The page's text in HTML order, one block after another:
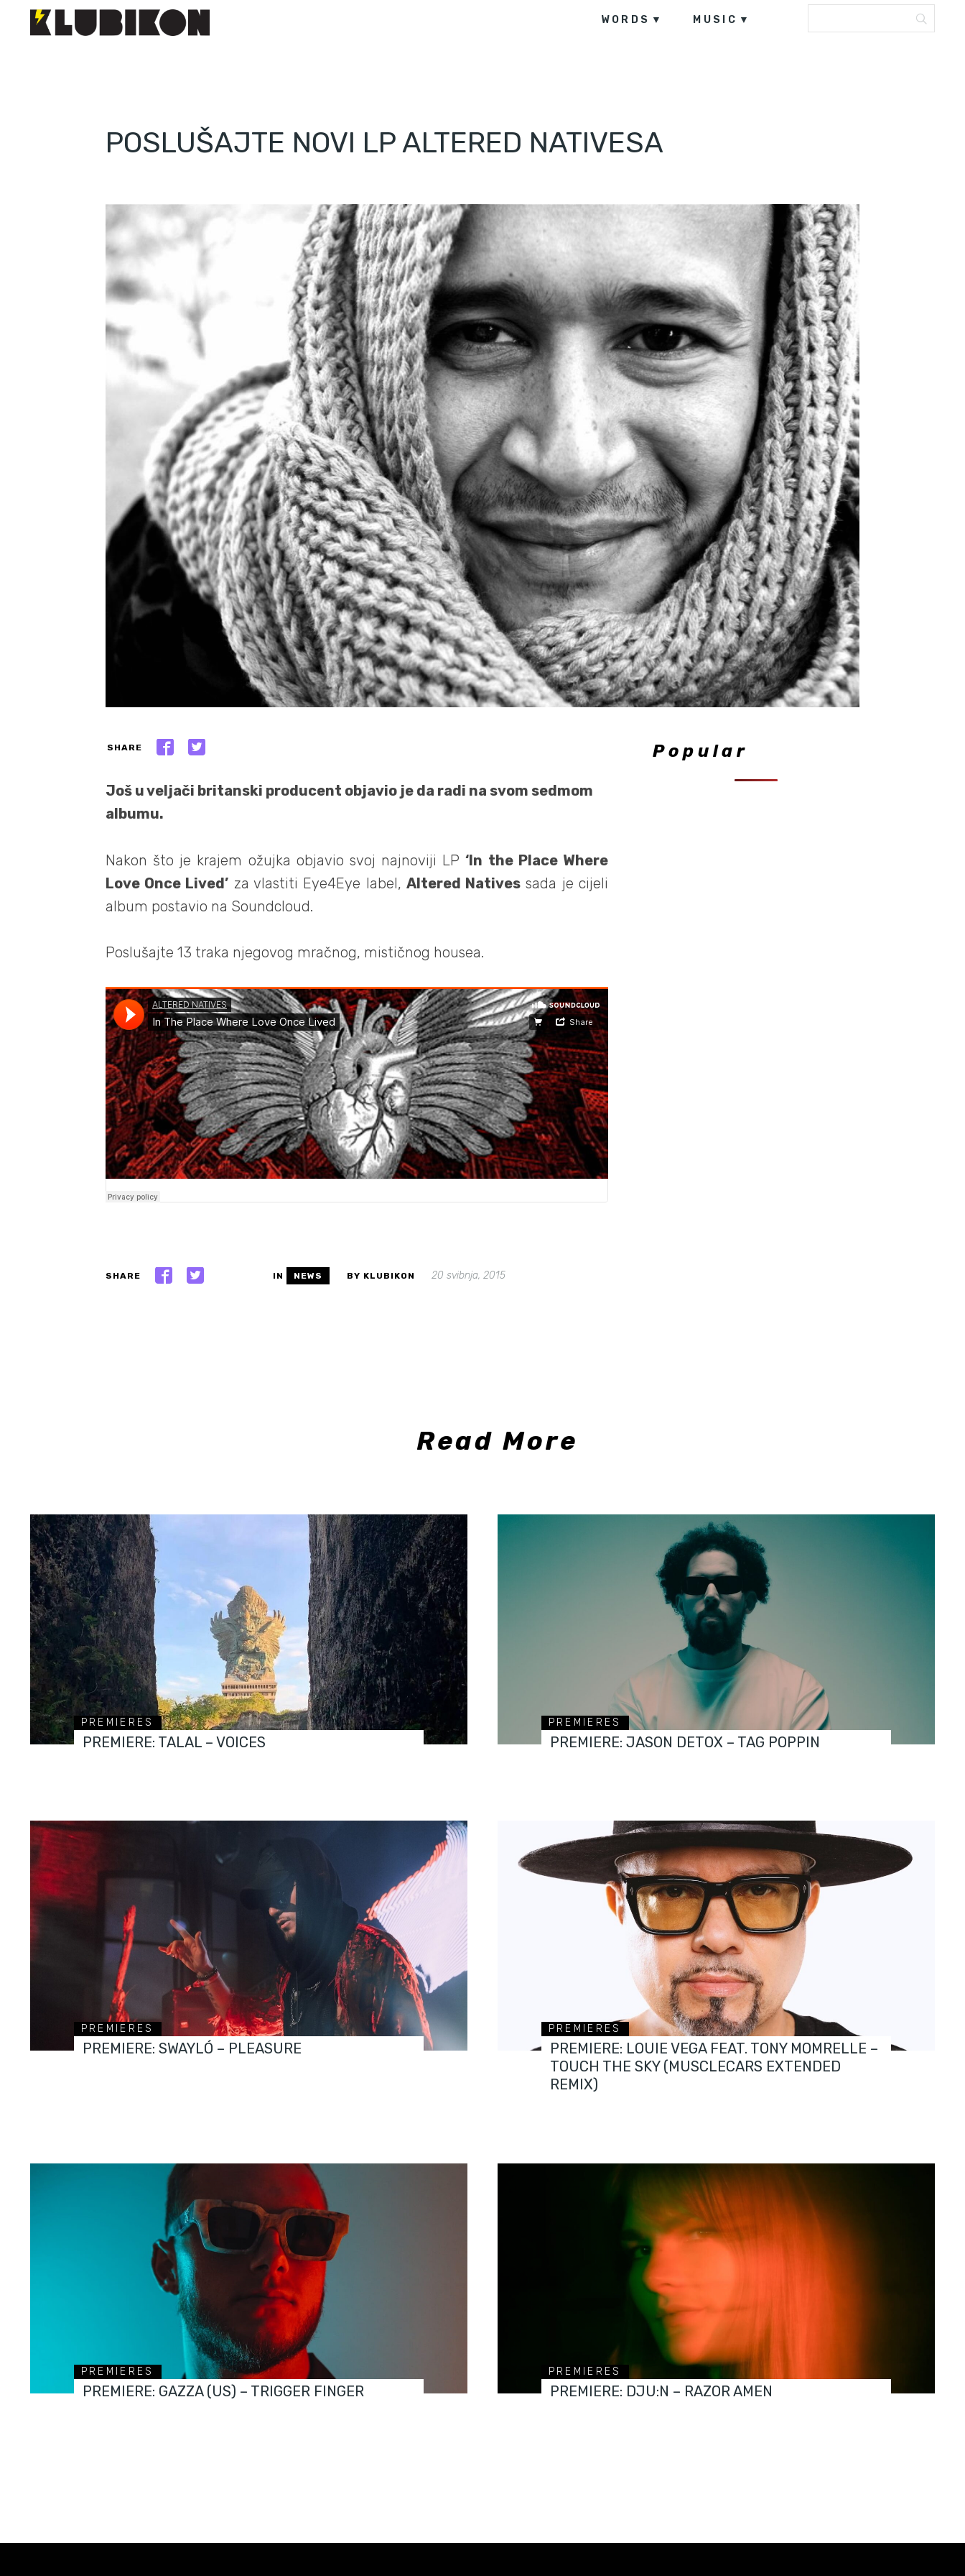
WORDS MUSIC
POSLUŠAJTE NOVI LP ALTERED NATIVESA
SHARE
Još u veljači britanski producent objavio je da radi na svom sedmom
albumu.
Nakon što je krajem ožujka objavio svoj najnoviji LP‘In the Place Where
Love Once Lived’ za vlastiti Eye4Eye label, Altered Natives sada je cijeli
album postavio na Soundcloud.
Poslušajte 13 traka njegovog mračnog, mističnog housea.
SHARE IN NEWS BY KLUBIKON 20 svibnja, 2015
Popular
Read More
PREMIERES
PREMIERE: TALAL – VOICES
PREMIERES
PREMIERE: JASON DETOX – TAG POPPIN
PREMIERES
PREMIERE: SWAYLÓ – PLEASURE
PREMIERES
PREMIERE: LOUIE VEGA FEAT. TONY MOMRELLE –
TOUCH THE SKY (MUSCLECARS EXTENDED
REMIX)
PREMIERES
PREMIERE: GAZZA (US) – TRIGGER FINGER
PREMIERES
PREMIERE: DJU:N – RAZOR AMEN